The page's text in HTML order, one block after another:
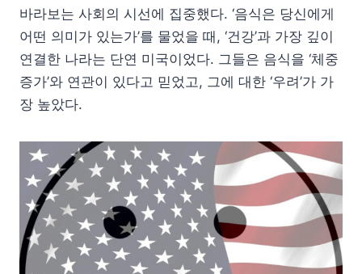
바라보는 사회의 시선에 집중했다. ‘음식은 당신에게
어떤 의미가 있는가’를 물었을 때, ‘건강’과 가장 깊이
연결한 나라는 단연 미국이었다. 그들은 음식을 ‘체중
증가’와 연관이 있다고 믿었고, 그에 대한 ‘우려’가 가
장 높았다.